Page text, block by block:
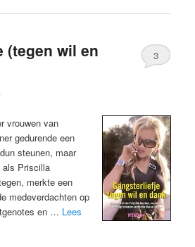
(tegen wil en
3
vrouwen van
gedurende een
steunen, maar
als Priscilla
merkte een
medeverdachten op
en … Lees